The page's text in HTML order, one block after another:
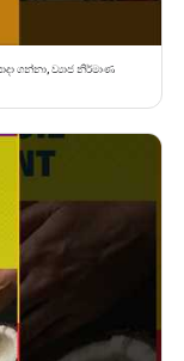
ගන්නා, ව්‍යාජ නිර්මාණ